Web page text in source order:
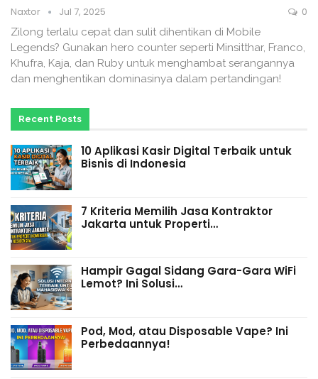
Naxtor Jul 7, 2025 0
Zilong terlalu cepat dan sulit dihentikan di Mobile
Legends? Gunakan hero counter seperti Minsitthar, Franco,
Khufra, Kaja, dan Ruby untuk menghambat serangannya
dan menghentikan dominasinya dalam pertandingan!
Recent Posts
10 Aplikasi Kasir Digital Terbaik untuk
Bisnis di Indonesia
7 Kriteria Memilih Jasa Kontraktor
Jakarta untuk Properti…
Hampir Gagal Sidang Gara-Gara WiFi
Lemot? Ini Solusi…
Pod, Mod, atau Disposable Vape? Ini
Perbedaannya!